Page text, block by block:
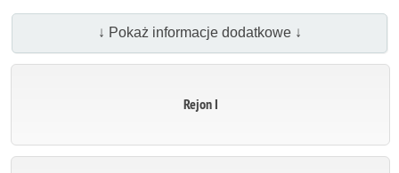
↓ Pokaż informacje dodatkowe ↓
Rejon I